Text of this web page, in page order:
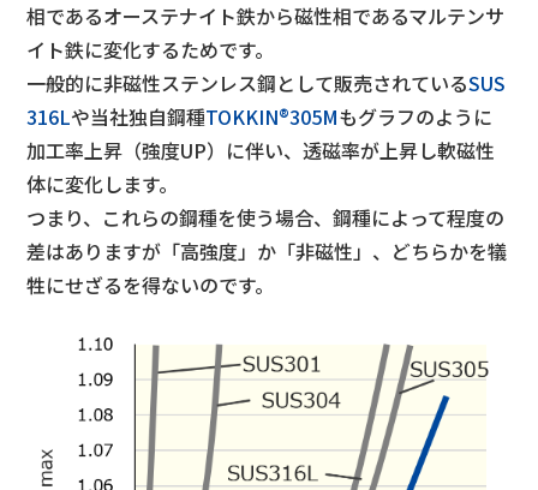
相であるオーステナイト鉄から磁性相であるマルテンサ
イト鉄に変化するためです。
一般的に非磁性ステンレス鋼として販売されているSUS
316Lや当社独自鋼種TOKKIN®305Mもグラフのように
加工率上昇（強度UP）に伴い、透磁率が上昇し軟磁性
体に変化します。
つまり、これらの鋼種を使う場合、鋼種によって程度の
差はありますが「高強度」か「非磁性」、どちらかを犠
牲にせざるを得ないのです。